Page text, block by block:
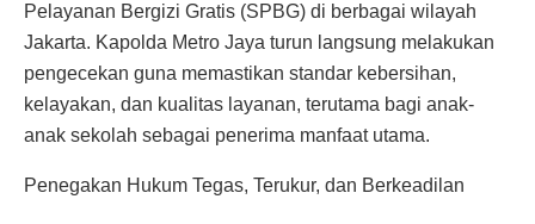
Pelayanan Bergizi Gratis (SPBG) di berbagai wilayah
Jakarta. Kapolda Metro Jaya turun langsung melakukan
pengecekan guna memastikan standar kebersihan,
kelayakan, dan kualitas layanan, terutama bagi anak-
anak sekolah sebagai penerima manfaat utama.
Penegakan Hukum Tegas, Terukur, dan Berkeadilan